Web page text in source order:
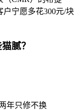
户宁愿多花300元/块
腻？
年只修不换